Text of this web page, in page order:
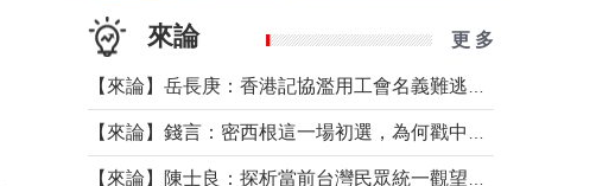
來論 更 多